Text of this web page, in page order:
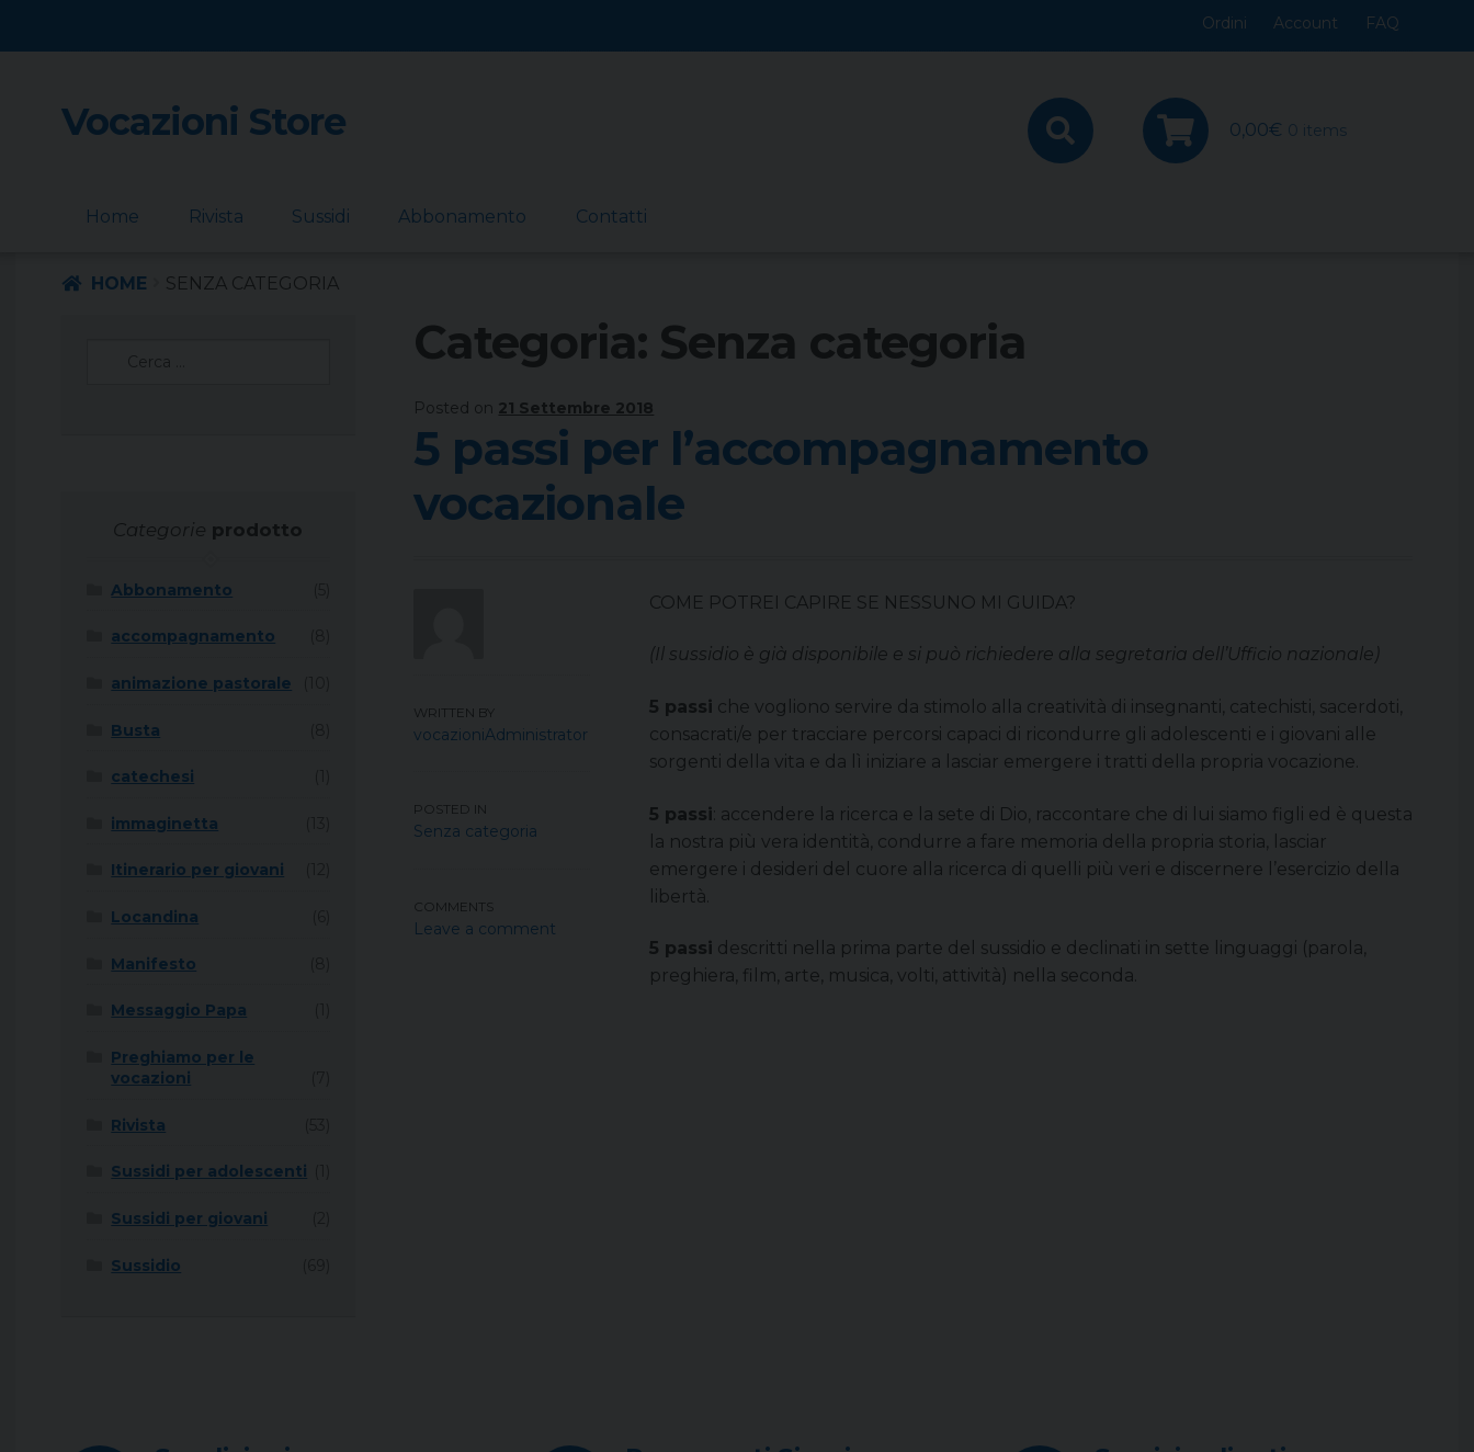
Ordini Account FAQ
Skip
to
Skip
to
Vocazioni Store 0,00€ 0 items
Home Rivista Sussidi Abbonamento Contatti
HOME SENZA CATEGORIA
Categoria: Senza categoria
Posted on 21 Settembre 2018
5 passi per l’accompagnamento
vocazionale
WRITTEN BY
vocazioniAdministrator
POSTED IN
Senza categoria
COMMENTS
Leave a comment
COME POTREI CAPIRE SE NESSUNO MI GUIDA?
(Il sussidio è già disponibile e si può richiedere alla segretaria dell’Ufficio nazionale)
5 passi che vogliono servire da stimolo alla creatività di insegnanti, catechisti, sacerdoti,
consacrati/e per tracciare percorsi capaci di ricondurre gli adolescenti e i giovani alle
sorgenti della vita e da lì iniziare a lasciar emergere i tratti della propria vocazione.
5 passi : accendere la ricerca e la sete di Dio, raccontare che di lui siamo figli ed è questa
la nostra più vera identità, condurre a fare memoria della propria storia, lasciar
emergere i desideri del cuore alla ricerca di quelli più veri e discernere l’esercizio della
libertà.
5 passi descritti nella prima parte del sussidio e declinati in sette linguaggi (parola,
preghiera, film, arte, musica, volti, attività) nella seconda.
Categorie prodotto
Abbonamento
accompagnamento
animazione pastorale
Busta
catechesi
immaginetta
Itinerario per giovani
Locandina
Manifesto
Messaggio Papa
Preghiamo per le
vocazioni
Rivista
Sussidi per adolescenti
Sussidi per giovani
Sussidio